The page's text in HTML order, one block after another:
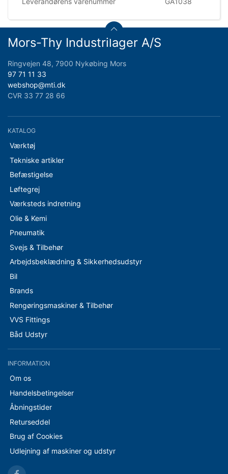
Mors-Thy Industrilager A/S
Ringvejen 48, 7900 Nykøbing Mors
97 71 11 33
webshop@mti.dk
CVR 33 77 28 66
KATALOG
Værktøj
Tekniske artikler
Befæstigelse
Løftegrej
Værksteds indretning
Olie & Kemi
Pneumatik
Svejs & Tilbehør
Arbejdsbeklædning & Sikkerhedsudstyr
Bil
Brands
Rengøringsmaskiner & Tilbehør
VVS Fittings
Båd Udstyr
INFORMATION
Om os
Handelsbetingelser
Åbningstider
Returseddel
Brug af Cookies
Udlejning af maskiner og udstyr